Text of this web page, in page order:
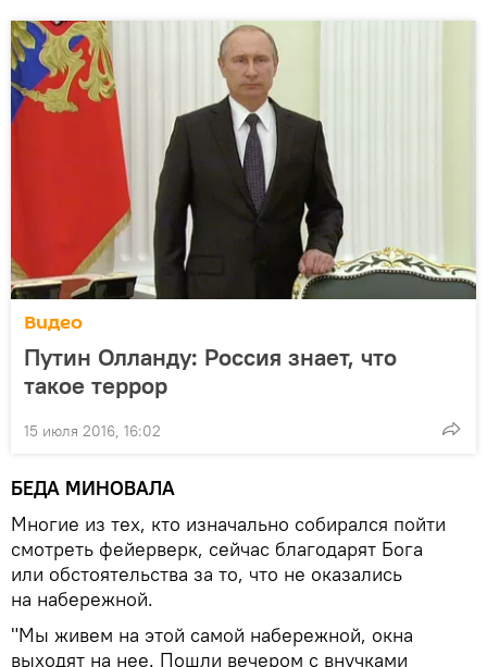
Видео
Путин Олланду: Россия знает, что
такое террор
15 июля 2016, 16:02
БЕДА МИНОВАЛА
Многие из тех, кто изначально собирался пойти
смотреть фейерверк, сейчас благодарят Бога
или обстоятельства за то, что не оказались
на набережной.
"Мы живем на этой самой набережной, окна
выходят на нее. Пошли вечером с внучками